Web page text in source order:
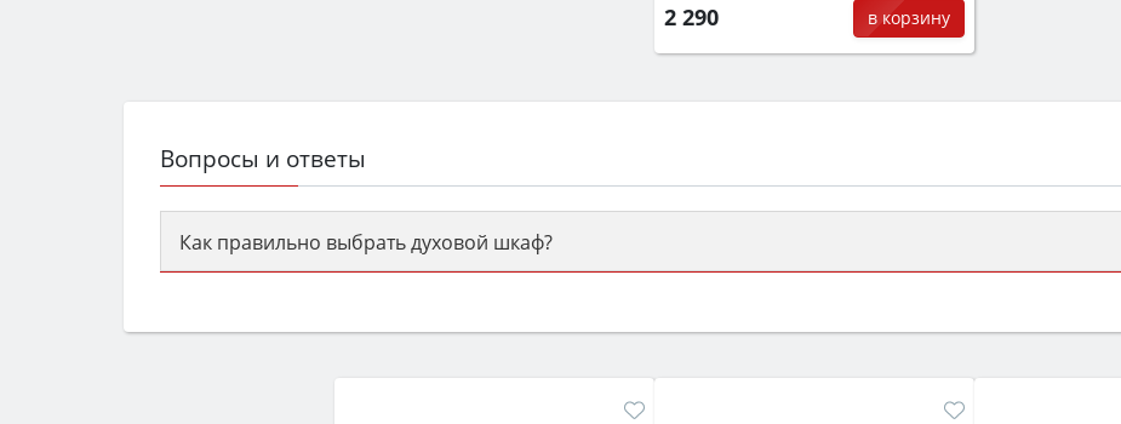
2 290 в корзину
Вопросы и ответы
Как правильно выбрать духовой шкаф?
семьи, класс энергопотребления не ниже A и нужные функции (конвекция, гриль, самоочистка,